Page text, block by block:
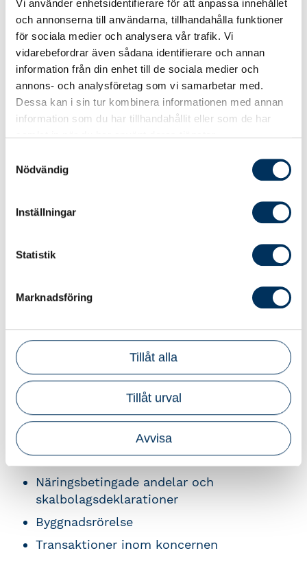
Vi använder enhetsidentifierare för att anpassa innehållet
och annonserna till användarna, tillhandahålla funktioner
för sociala medier och analysera vår trafik. Vi
vidarebefordrar även sådana identifierare och annan
information från din enhet till de sociala medier och
annons- och analysföretag som vi samarbetar med.
Dessa kan i sin tur kombinera informationen med annan
information som du har tillhandahållit eller som de har
Nödvändig
Inställningar
Statistik
Marknadsföring
Tillåt alla
Tillåt urval
Avvisa
deklarationsförfarandet för aktiebolag.
Kursmål
Efter avslutad kurs ska du kunna:
Centrala skatteregler som gäller när
vid ägarförändringar.
andelar och koncerninterna transaktioner.
kompletterande regler som kan
Under kursen går vi igenom:
Koncernbidrag och koncernavdrag
Underskottsreglerna
Aktieägartillskott
ränteavdragsbegränsningsreglerna
Näringsbetingade andelar och
skalbolagsdeklarationer
Byggnadsrörelse
Transaktioner inom koncernen